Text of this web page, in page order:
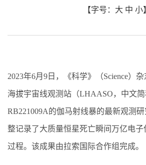
【字号： 大 中 小
2023年6月9日，《科学》（Science）
海拔宇宙线观测站（LHAASO，中文
RB221009A的伽马射线暴的最新观测
整记录了大质量恒星死亡瞬间万亿电
过程。该成果由拉索国际合作组完成。